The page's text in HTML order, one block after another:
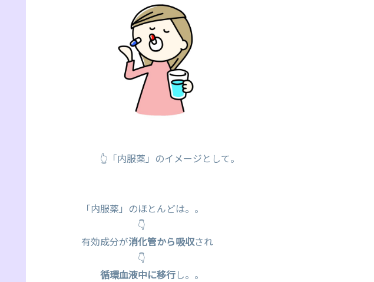
👆「内服薬」のイメージとして。
「内服薬」のほとんどは。。
👇
有効成分が消化管から吸収され
👇
循環血液中に移行し。。